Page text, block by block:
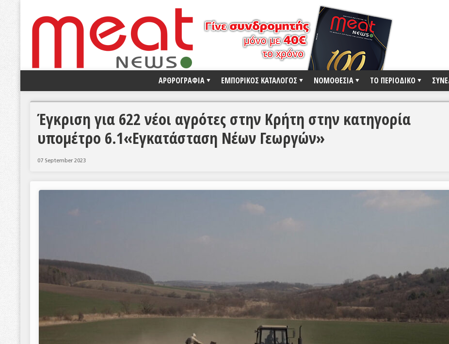
ΑΡΘΡΟΓΡΑΦΙΑ ΕΜΠΟΡΙΚΟΣ ΚΑΤΑΛΟΓΟΣ ΝΟΜΟΘΕΣΙΑ ΤΟ ΠΕΡΙΟΔΙΚΟ
Έγκριση για 622 νέοι αγρότες στην Κρήτη στην κατηγορία
υπομέτρο 6.1«Εγκατάσταση Νέων Γεωργών»
07 September 2023